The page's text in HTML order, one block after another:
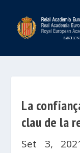
La
clau de la
Set 3,